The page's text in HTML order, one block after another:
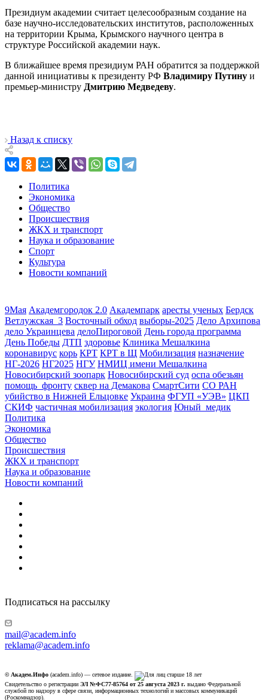
Президиум академии считает целесообразным создание на
базе научно-исследовательских институтов, расположенных
на территории Крыма, Крымского научного центра в
структуре Российской академии наук.
В ближайшее время президиум РАН обратится за поддержкой
данной инициативы к президенту РФ Владимиру Путину и
премьер-министру Дмитрию Медведеву.
Назад к списку
Политика
Экономика
Общество
Происшествия
ЖКХ и транспорт
Наука и образование
Спорт
Культура
Новости компаний
9Мая Академгородок 2.0 Академпарк аресты ученых Бердск
Ветлужская_3 Восточный обход выборы-2025 Дело Архипова
дело Украинцева делоПироговой День города программа
День Победы ДТП здоровье Клиника Мешалкина
коронавирус корь КРТ КРТ в Щ Мобилизация назначение
НГ-2026 НГ2025 НГУ НМИЦ имени Мешалкина
Новосибирский зоопарк Новосибирский суд оспа обезьян
помощь_фронту сквер на Демакова СмартСити СО РАН
убийство в Нижней Ельцовке Украина ФГУП «УЭВ» ЦКП
СКИФ частичная мобилизация экология Юный_медик
Политика
Экономика
Общество
Происшествия
ЖКХ и транспорт
Наука и образование
Новости компаний
Подписаться на рассылку
mail@academ.info
reklama@academ.info
© Академ.Инфо (academ.info) — сетевое издание.
Свидетельство о регистрации ЭЛ №ФС77-85764 от 25 августа 2023 г. выдано Федеральной
службой по надзору в сфере связи, информационных технологий и массовых коммуникаций
(Роскомнадзор).